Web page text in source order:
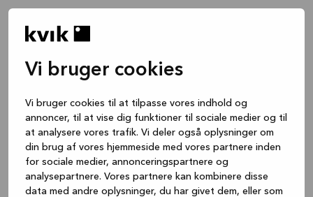
Vi bruger cookies
Vi bruger cookies til at tilpasse vores indhold og
annoncer, til at vise dig funktioner til sociale medier og til
at analysere vores trafik. Vi deler også oplysninger om
din brug af vores hjemmeside med vores partnere inden
for sociale medier, annonceringspartnere og
analysepartnere. Vores partnere kan kombinere disse
data med andre oplysninger, du har givet dem, eller som